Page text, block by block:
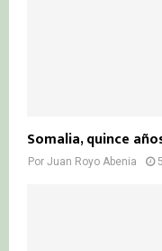
Somalia, quince
Por Juan Royo Abenia